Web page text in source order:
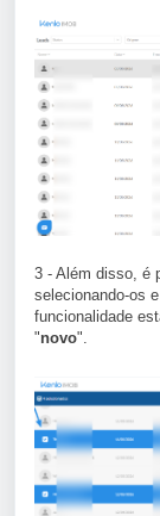
3 - Além disso, é
selecionando-os
funcionalidade
"novo".